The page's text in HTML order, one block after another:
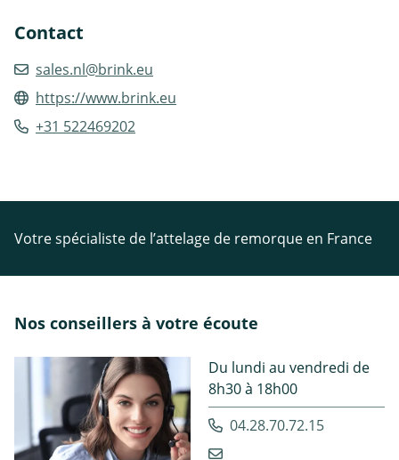
Contact
sales.nl@brink.eu
https://www.brink.eu
+31 522469202
Votre spécialiste de l’attelage de remorque en France
Nos conseillers à votre écoute
Du lundi au vendredi de
8h30 à 18h00
04.28.70.72.15